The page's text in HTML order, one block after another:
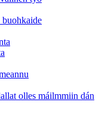
buohkaide
olles máilmmiin dán